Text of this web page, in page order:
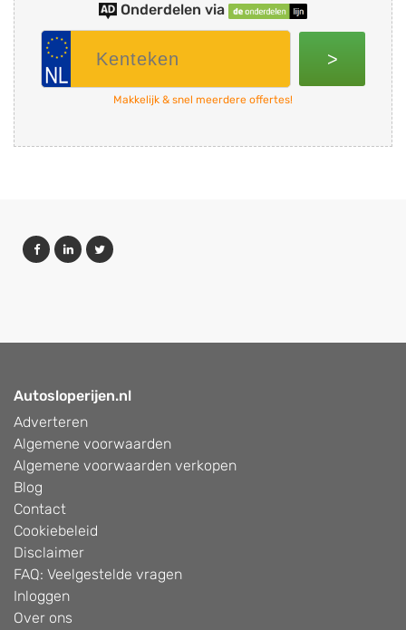
Onderdelen via
>
Makkelijk & snel meerdere offertes!
Autosloperijen.nl
Adverteren
Algemene voorwaarden
Algemene voorwaarden verkopen
Blog
Contact
Cookiebeleid
Disclaimer
FAQ: Veelgestelde vragen
Inloggen
Over ons